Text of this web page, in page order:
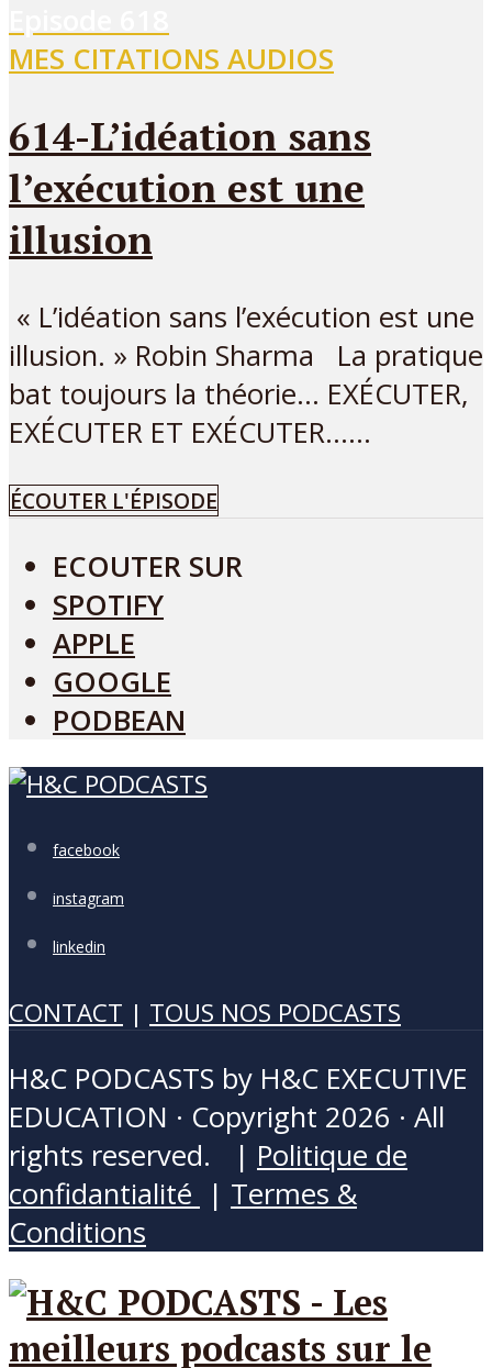
MES CITATIONS AUDIOS
614-L’idéation sans
l’exécution est une
illusion
« L’idéation sans l’exécution est une
illusion. » Robin Sharma La pratique
bat toujours la théorie… EXÉCUTER,
EXÉCUTER ET EXÉCUTER…...
ÉCOUTER L'ÉPISODE
ECOUTER SUR
SPOTIFY
APPLE
GOOGLE
PODBEAN
facebook
instagram
linkedin
CONTACT | TOUS NOS PODCASTS
H&C PODCASTS by H&C EXECUTIVE
EDUCATION · Copyright 2026 · All
rights reserved. | Politique de
confidantialité | Termes &
Conditions